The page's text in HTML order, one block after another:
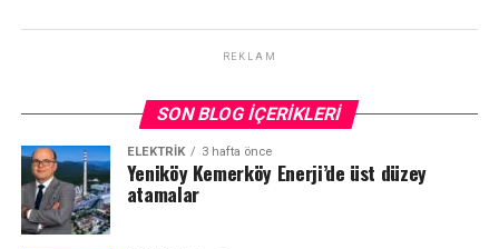
REKLAM
SON BLOG İÇERIKLERI
ELEKTRİK 3 hafta önce
Yeniköy Kemerköy Enerji’de üst düzey
atamalar